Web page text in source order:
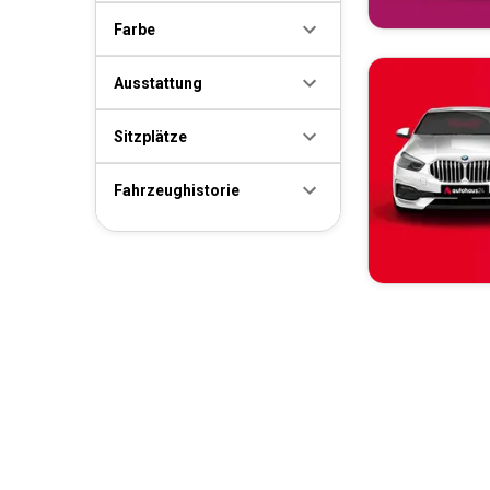
Farbe
Ausstattung
Sitzplätze
Fahrzeughistorie